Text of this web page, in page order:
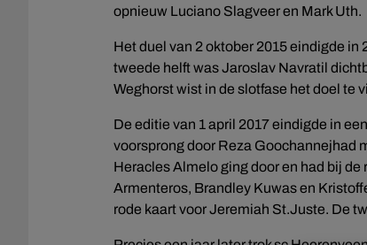
opnieuw Luciano Slagveer en Mark Uth.
Het duel van 2 oktober 2015 eindigde in
tweede helft was Jaroslav Navratil
Weghorst wist in de slotfase het doel te
De editie van 1 april 2017 eindigde in
voorsprong door Reza Goochannejhad
Heracles Almelo ging door en had bij
Armenteros, Brandley Kuwas en
rode kaart voor Jeremiah St.Juste. De